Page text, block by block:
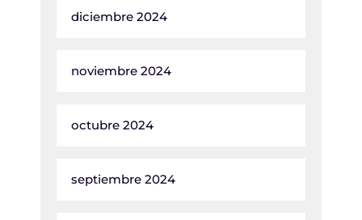
diciembre 2024
noviembre 2024
octubre 2024
septiembre 2024